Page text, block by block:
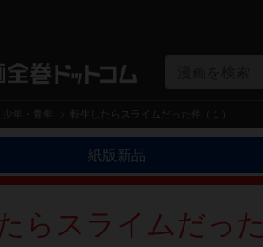
少年・青年 転生したらスライムだった件（１）
紙版新品
らスライムだった